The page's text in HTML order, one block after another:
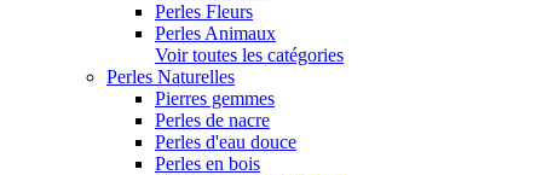
Perles Fleurs
Perles Animaux
Voir toutes les catégories
Perles Naturelles
Pierres gemmes
Perles de nacre
Perles d'eau douce
Perles en bois